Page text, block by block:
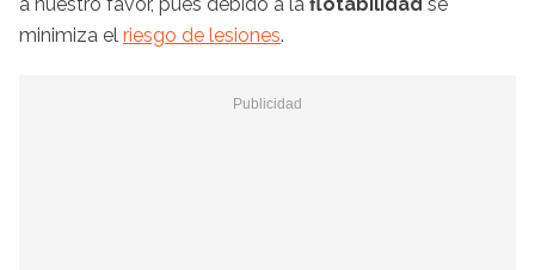
minimiza el riesgo de lesiones.